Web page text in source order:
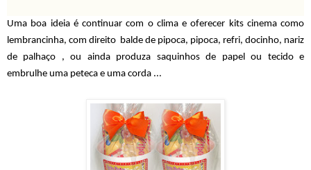
Uma boa ideia é continuar com o clima e oferecer kits cinema como
lem brancinha, com direito balde de pipoca, pipoca, refri, docinho, nariz
de palhaço , ou ainda produza saquinhos de papel ou tecido e
em brulhe uma peteca e uma corda ...